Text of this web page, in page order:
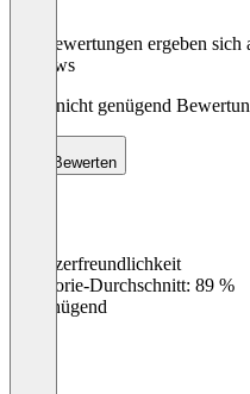
Die Bewertungen ergeben
Reviews
Noch nicht genügend
Bewerten
Benutzerfreundlichkeit
Kategorie-Durchschnitt: 89 %
Ungenügend